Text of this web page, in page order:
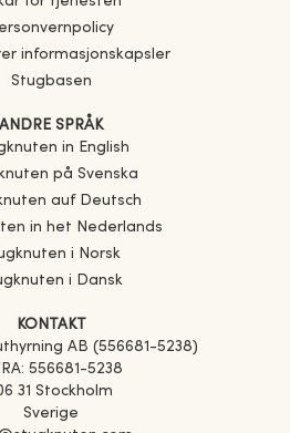
informasjonskapsler
Stugbasen
ANDRE SPRÅK
in English
på Svenska
auf Deutsch
in het Nederlands
i Norsk
i Dansk
KONTAKT
AB (556681-5238)
556681-5238
31 Stockholm
Sverige